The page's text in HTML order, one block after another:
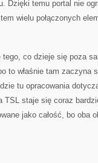
Dzięki temu portal nie
wielu połączonych
co dzieje się poza
to właśnie tam zaczyna
tu opracowania
TSL staje się coraz
jako całość, bo oba